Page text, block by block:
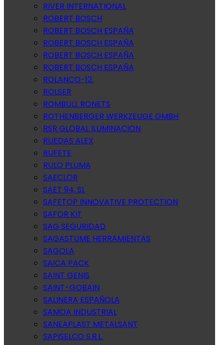
RIVER INTERNATIONAL
ROBERT BOSCH
ROBERT BOSCH ESPAÑA
ROBERT BOSCH ESPAÑA
ROBERT BOSCH ESPAÑA
ROBERT BOSCH ESPAÑA
ROLANCO-12.
ROLSER
ROMBULL RONETS
ROTHENBERGER WERKZEUGE GMBH
RSR GLOBAL ILUMINACION
RUEDAS ALEX
RUFETE
RULO PLUMA
SAECLOR
SAET 94, SL
SAFETOP INNOVATIVE PROTECTION
SAFOR KIT
SAG SEGURIDAD
SAGASTUME HERRAMIENTAS
SAGOLA
SAICA PACK
SAINT GENIS
SAINT-GOBAIN
SALINERA ESPAÑOLA
SAMOA INDUSTRIAL
SANEAPLAST METALSANT
SAPISELCO S.R.L.